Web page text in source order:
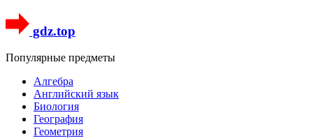
gdz.top
Популярные предметы
Алгебра
Английский язык
Биология
География
Геометрия